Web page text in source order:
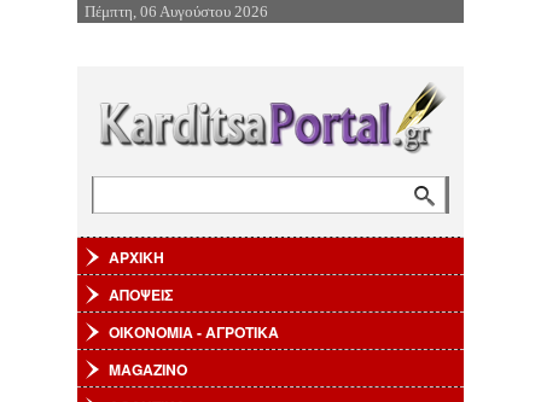
Επιστροφή στην Πλοήγηση
Πέμπτη, 06 Αυγούστου 2026
ΑΡΧΙΚΗ
ΑΠΟΨΕΙΣ
ΟΙΚΟΝΟΜΙΑ - ΑΓΡΟΤΙΚΑ
MAGAZINO